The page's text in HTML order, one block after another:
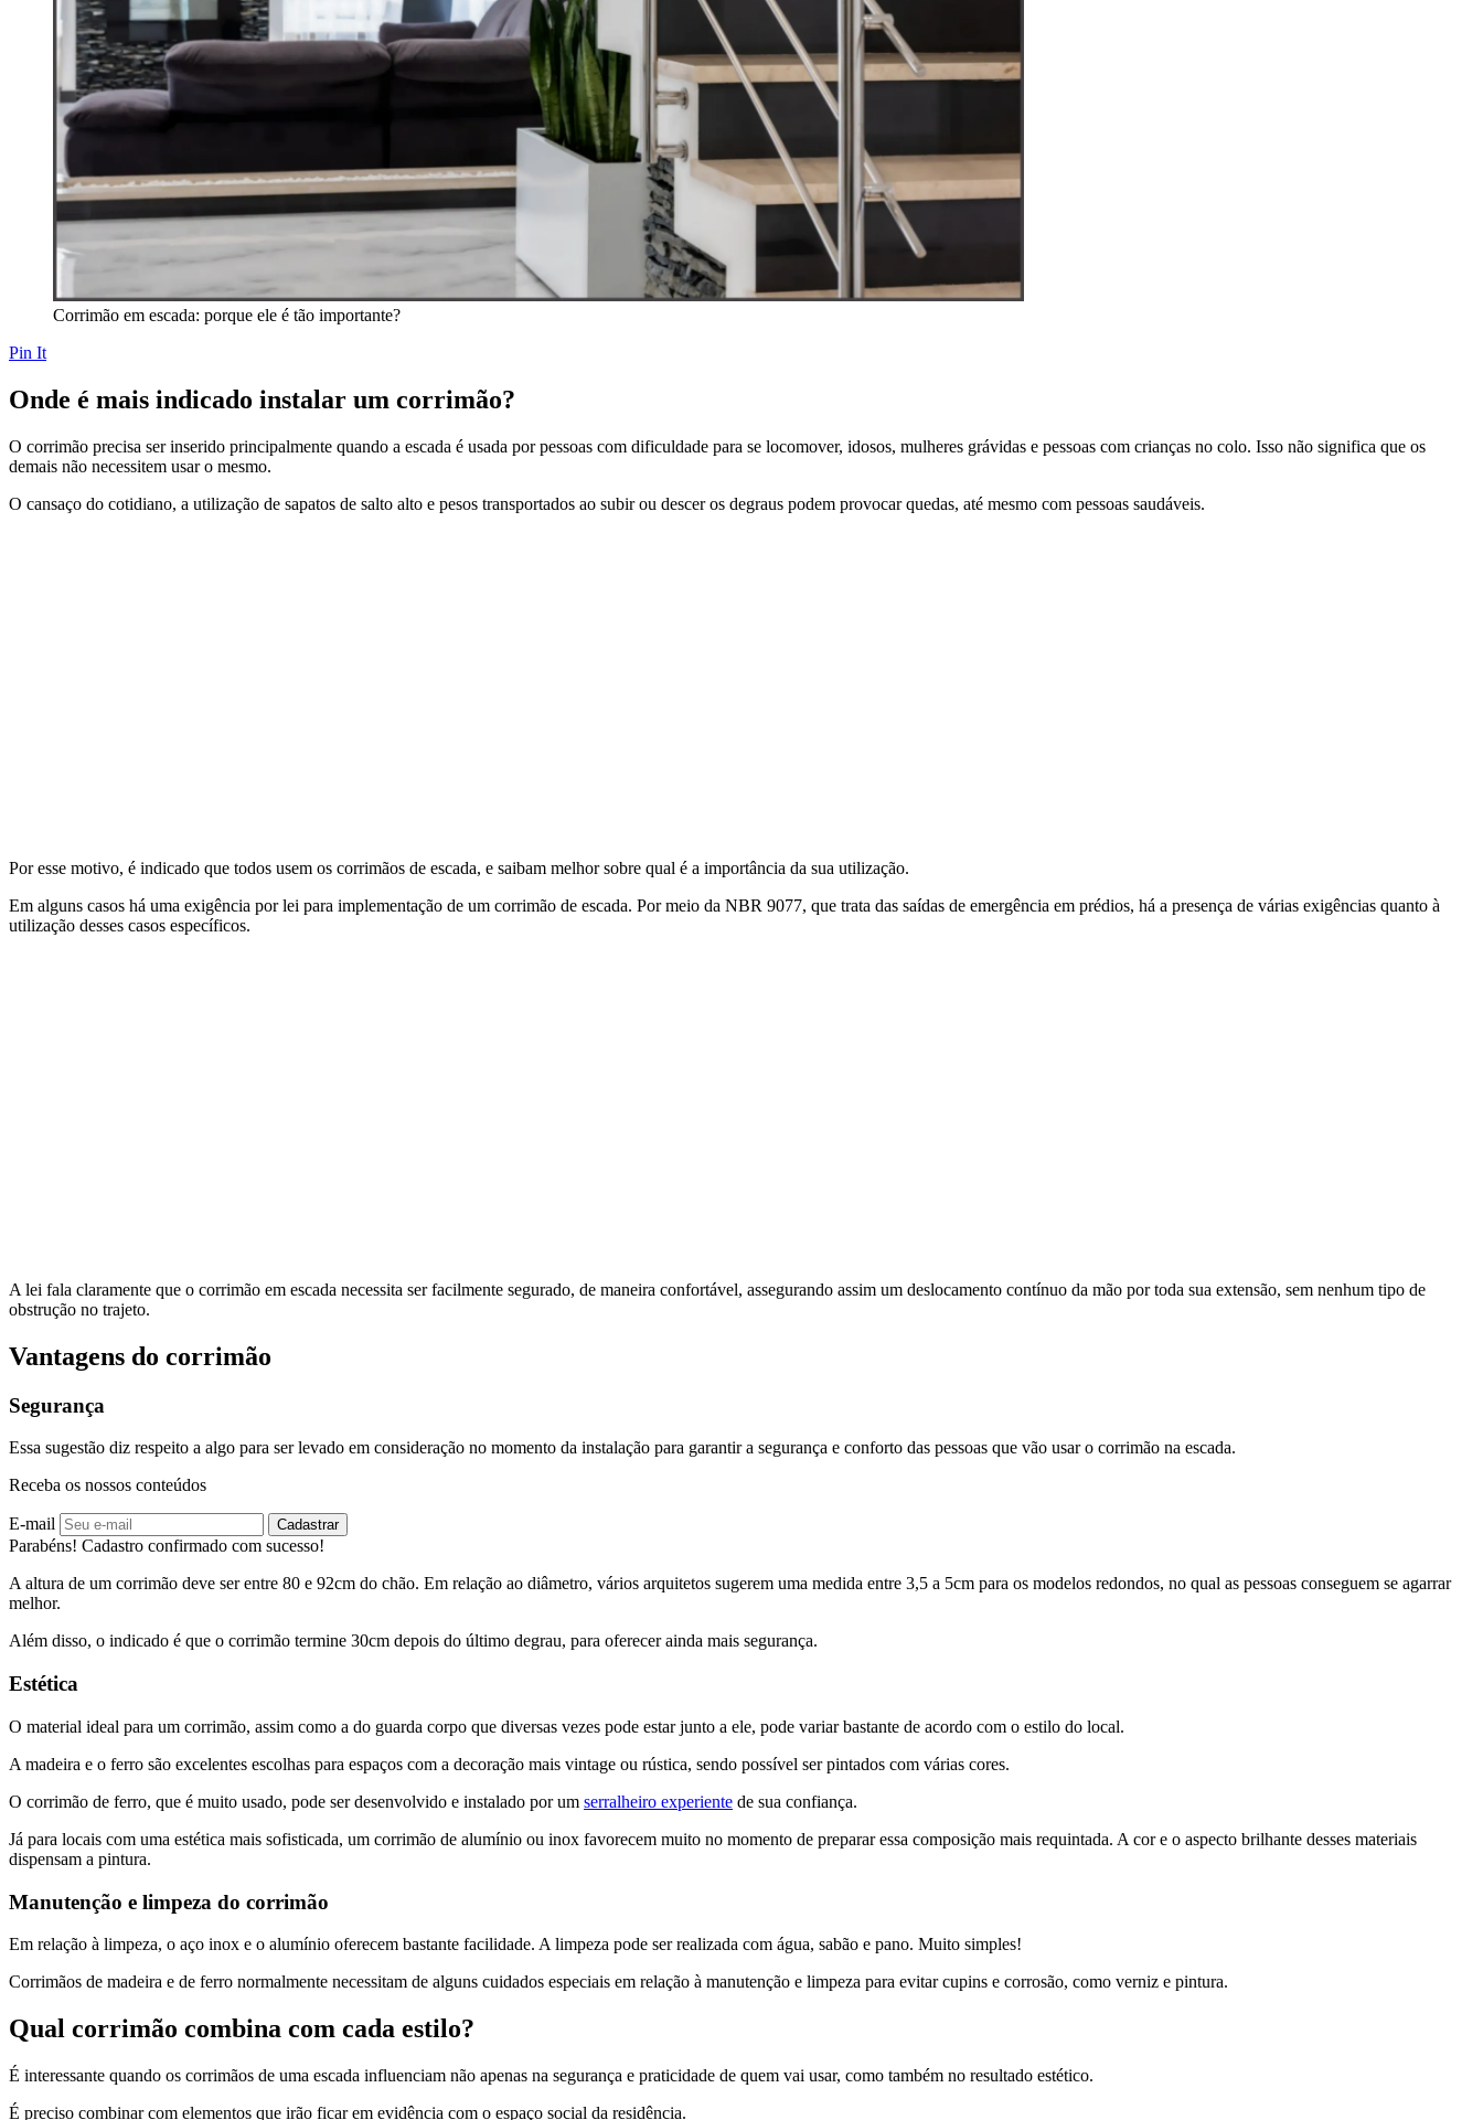
Corrimão em escada: porque ele é tão importante?
Pin It
Onde é mais indicado instalar um corrimão?
O corrimão precisa ser inserido principalmente quando a escada é usada por pessoas com dificuldade para se locomover, idosos, mulheres grávidas e pessoas com crianças no colo. Isso não significa que os
demais não necessitem usar o mesmo.
O cansaço do cotidiano, a utilização de sapatos de salto alto e pesos transportados ao subir ou descer os degraus podem provocar quedas, até mesmo com pessoas saudáveis.
Por esse motivo, é indicado que todos usem os corrimãos de escada, e saibam melhor sobre qual é a importância da sua utilização.
Em alguns casos há uma exigência por lei para implementação de um corrimão de escada. Por meio da NBR 9077, que trata das saídas de emergência em prédios, há a presença de várias exigências quanto à
utilização desses casos específicos.
A lei fala claramente que o corrimão em escada necessita ser facilmente segurado, de maneira confortável, assegurando assim um deslocamento contínuo da mão por toda sua extensão, sem nenhum tipo de
obstrução no trajeto.
Vantagens do corrimão
Segurança
Essa sugestão diz respeito a algo para ser levado em consideração no momento da instalação para garantir a segurança e conforto das pessoas que vão usar o corrimão na escada.
Receba os nossos conteúdos
E-mail Cadastrar
Parabéns! Cadastro confirmado com sucesso!
A altura de um corrimão deve ser entre 80 e 92cm do chão. Em relação ao diâmetro, vários arquitetos sugerem uma medida entre 3,5 a 5cm para os modelos redondos, no qual as pessoas conseguem se agarrar
melhor.
Além disso, o indicado é que o corrimão termine 30cm depois do último degrau, para oferecer ainda mais segurança.
Estética
O material ideal para um corrimão, assim como a do guarda corpo que diversas vezes pode estar junto a ele, pode variar bastante de acordo com o estilo do local.
A madeira e o ferro são excelentes escolhas para espaços com a decoração mais vintage ou rústica, sendo possível ser pintados com várias cores.
O corrimão de ferro, que é muito usado, pode ser desenvolvido e instalado por um serralheiro experiente de sua confiança.
Já para locais com uma estética mais sofisticada, um corrimão de alumínio ou inox favorecem muito no momento de preparar essa composição mais requintada. A cor e o aspecto brilhante desses materiais
dispensam a pintura.
Manutenção e limpeza do corrimão
Em relação à limpeza, o aço inox e o alumínio oferecem bastante facilidade. A limpeza pode ser realizada com água, sabão e pano. Muito simples!
Corrimãos de madeira e de ferro normalmente necessitam de alguns cuidados especiais em relação à manutenção e limpeza para evitar cupins e corrosão, como verniz e pintura.
Qual corrimão combina com cada estilo?
É interessante quando os corrimãos de uma escada influenciam não apenas na segurança e praticidade de quem vai usar, como também no resultado estético.
É preciso combinar com elementos que irão ficar em evidência com o espaço social da residência.